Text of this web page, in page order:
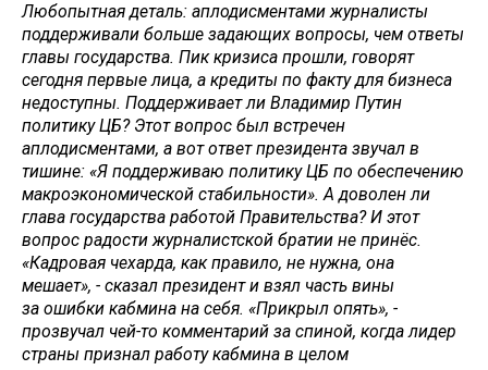
Любопытная деталь: аплодисментами журналисты
поддерживали больше задающих вопросы, чем ответы
главы государства. Пик кризиса прошли, говорят
сегодня первые лица, а кредиты по факту для бизнеса
недоступны. Поддерживает ли Владимир Путин
политику ЦБ? Этот вопрос был встречен
аплодисментами, а вот ответ президента звучал в
тишине: «Я поддерживаю политику ЦБ по обеспечению
макроэкономической стабильности». А доволен ли
глава государства работой Правительства? И этот
вопрос радости журналистской братии не принёс.
«Кадровая чехарда, как правило, не нужна, она
мешает», - сказал президент и взял часть вины
за ошибки кабмина на себя. «Прикрыл опять», -
прозвучал чей-то комментарий за спиной, когда лидер
страны признал работу кабмина в целом